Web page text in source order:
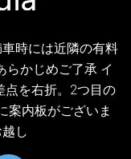
時には近隣の有料
らかじめご了承 イ
点を右折。2つ目の
案内板がございま
し